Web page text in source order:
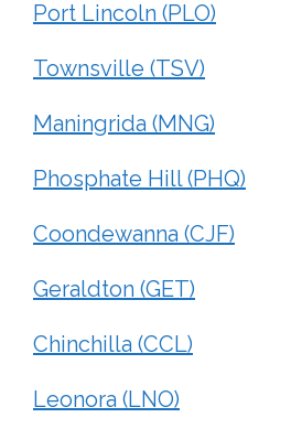
Port Lincoln (PLO)
Townsville (TSV)
Maningrida (MNG)
Phosphate Hill (PHQ)
Coondewanna (CJF)
Geraldton (GET)
Chinchilla (CCL)
Leonora (LNO)